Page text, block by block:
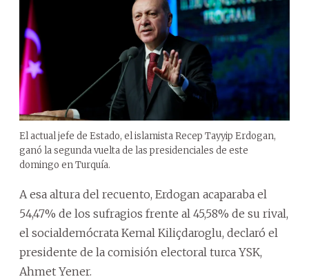
El actual jefe de Estado, el islamista Recep Tayyip Erdogan,
ganó la segunda vuelta de las presidenciales de este
domingo en Turquía.
A esa altura del recuento, Erdogan acaparaba el
54,47% de los sufragios frente al 45,58% de su rival,
el socialdemócrata Kemal Kiliçdaroglu, declaró el
presidente de la comisión electoral turca YSK,
Ahmet Yener.